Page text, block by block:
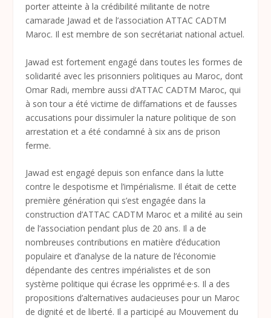
porter atteinte à la crédibilité militante de notre
camarade Jawad et de l’association ATTAC CADTM
Maroc. Il est membre de son secrétariat national actuel.
Jawad est fortement engagé dans toutes les formes de
solidarité avec les prisonniers politiques au Maroc, dont
Omar Radi, membre aussi d’ATTAC CADTM Maroc, qui
à son tour a été victime de diffamations et de fausses
accusations pour dissimuler la nature politique de son
arrestation et a été condamné à six ans de prison
ferme.
Jawad est engagé depuis son enfance dans la lutte
contre le despotisme et l’impérialisme. Il était de cette
première génération qui s’est engagée dans la
construction d’ATTAC CADTM Maroc et a milité au sein
de l’association pendant plus de 20 ans. Il a de
nombreuses contributions en matière d’éducation
populaire et d’analyse de la nature de l’économie
dépendante des centres impérialistes et de son
système politique qui écrase les opprimé·e·s. Il a des
propositions d’alternatives audacieuses pour un Maroc
de dignité et de liberté. Il a participé au Mouvement du